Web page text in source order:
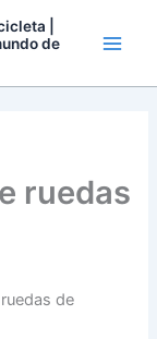
|
de
ruedas
de